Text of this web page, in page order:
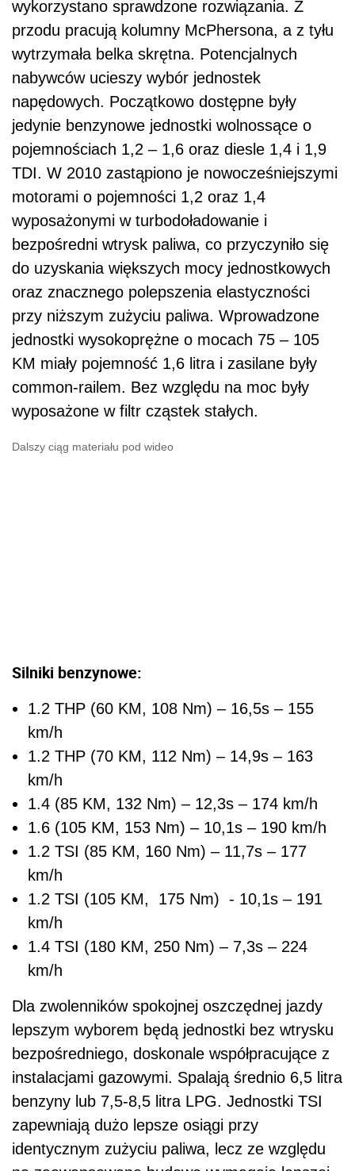
wykorzystano sprawdzone rozwiązania. Z
przodu pracują kolumny McPhersona, a z tyłu
wytrzymała belka skrętna. Potencjalnych
nabywców ucieszy wybór jednostek
napędowych. Początkowo dostępne były
jedynie benzynowe jednostki wolnossące o
pojemnościach 1,2 – 1,6 oraz diesle 1,4 i 1,9
TDI. W 2010 zastąpiono je nowocześniejszymi
motorami o pojemności 1,2 oraz 1,4
wyposażonymi w turbodoładowanie i
bezpośredni wtrysk paliwa, co przyczyniło się
do uzyskania większych mocy jednostkowych
oraz znacznego polepszenia elastyczności
przy niższym zużyciu paliwa. Wprowadzone
jednostki wysokoprężne o mocach 75 – 105
KM miały pojemność 1,6 litra i zasilane były
common-railem. Bez względu na moc były
wyposażone w filtr cząstek stałych.
Dalszy ciąg materiału pod wideo
Silniki benzynowe:
1.2 THP (60 KM, 108 Nm) – 16,5s – 155
km/h
1.2 THP (70 KM, 112 Nm) – 14,9s – 163
km/h
1.4 (85 KM, 132 Nm) – 12,3s – 174 km/h
1.6 (105 KM, 153 Nm) – 10,1s – 190 km/h
1.2 TSI (85 KM, 160 Nm) – 11,7s – 177
km/h
1.2 TSI (105 KM, 175 Nm) - 10,1s – 191
km/h
1.4 TSI (180 KM, 250 Nm) – 7,3s – 224
km/h
Dla zwolenników spokojnej oszczędnej jazdy
lepszym wyborem będą jednostki bez wtrysku
bezpośredniego, doskonale współpracujące z
instalacjami gazowymi. Spalają średnio 6,5 litra
benzyny lub 7,5-8,5 litra LPG. Jednostki TSI
zapewniają dużo lepsze osiągi przy
identycznym zużyciu paliwa, lecz ze względu